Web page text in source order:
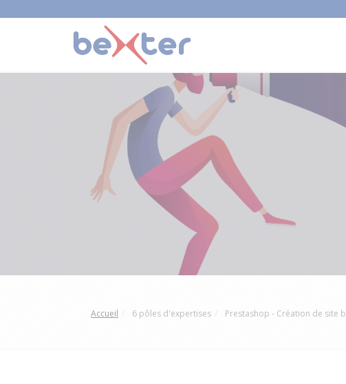
Accueil 6 pôles d'expertises Prestashop - Création de site